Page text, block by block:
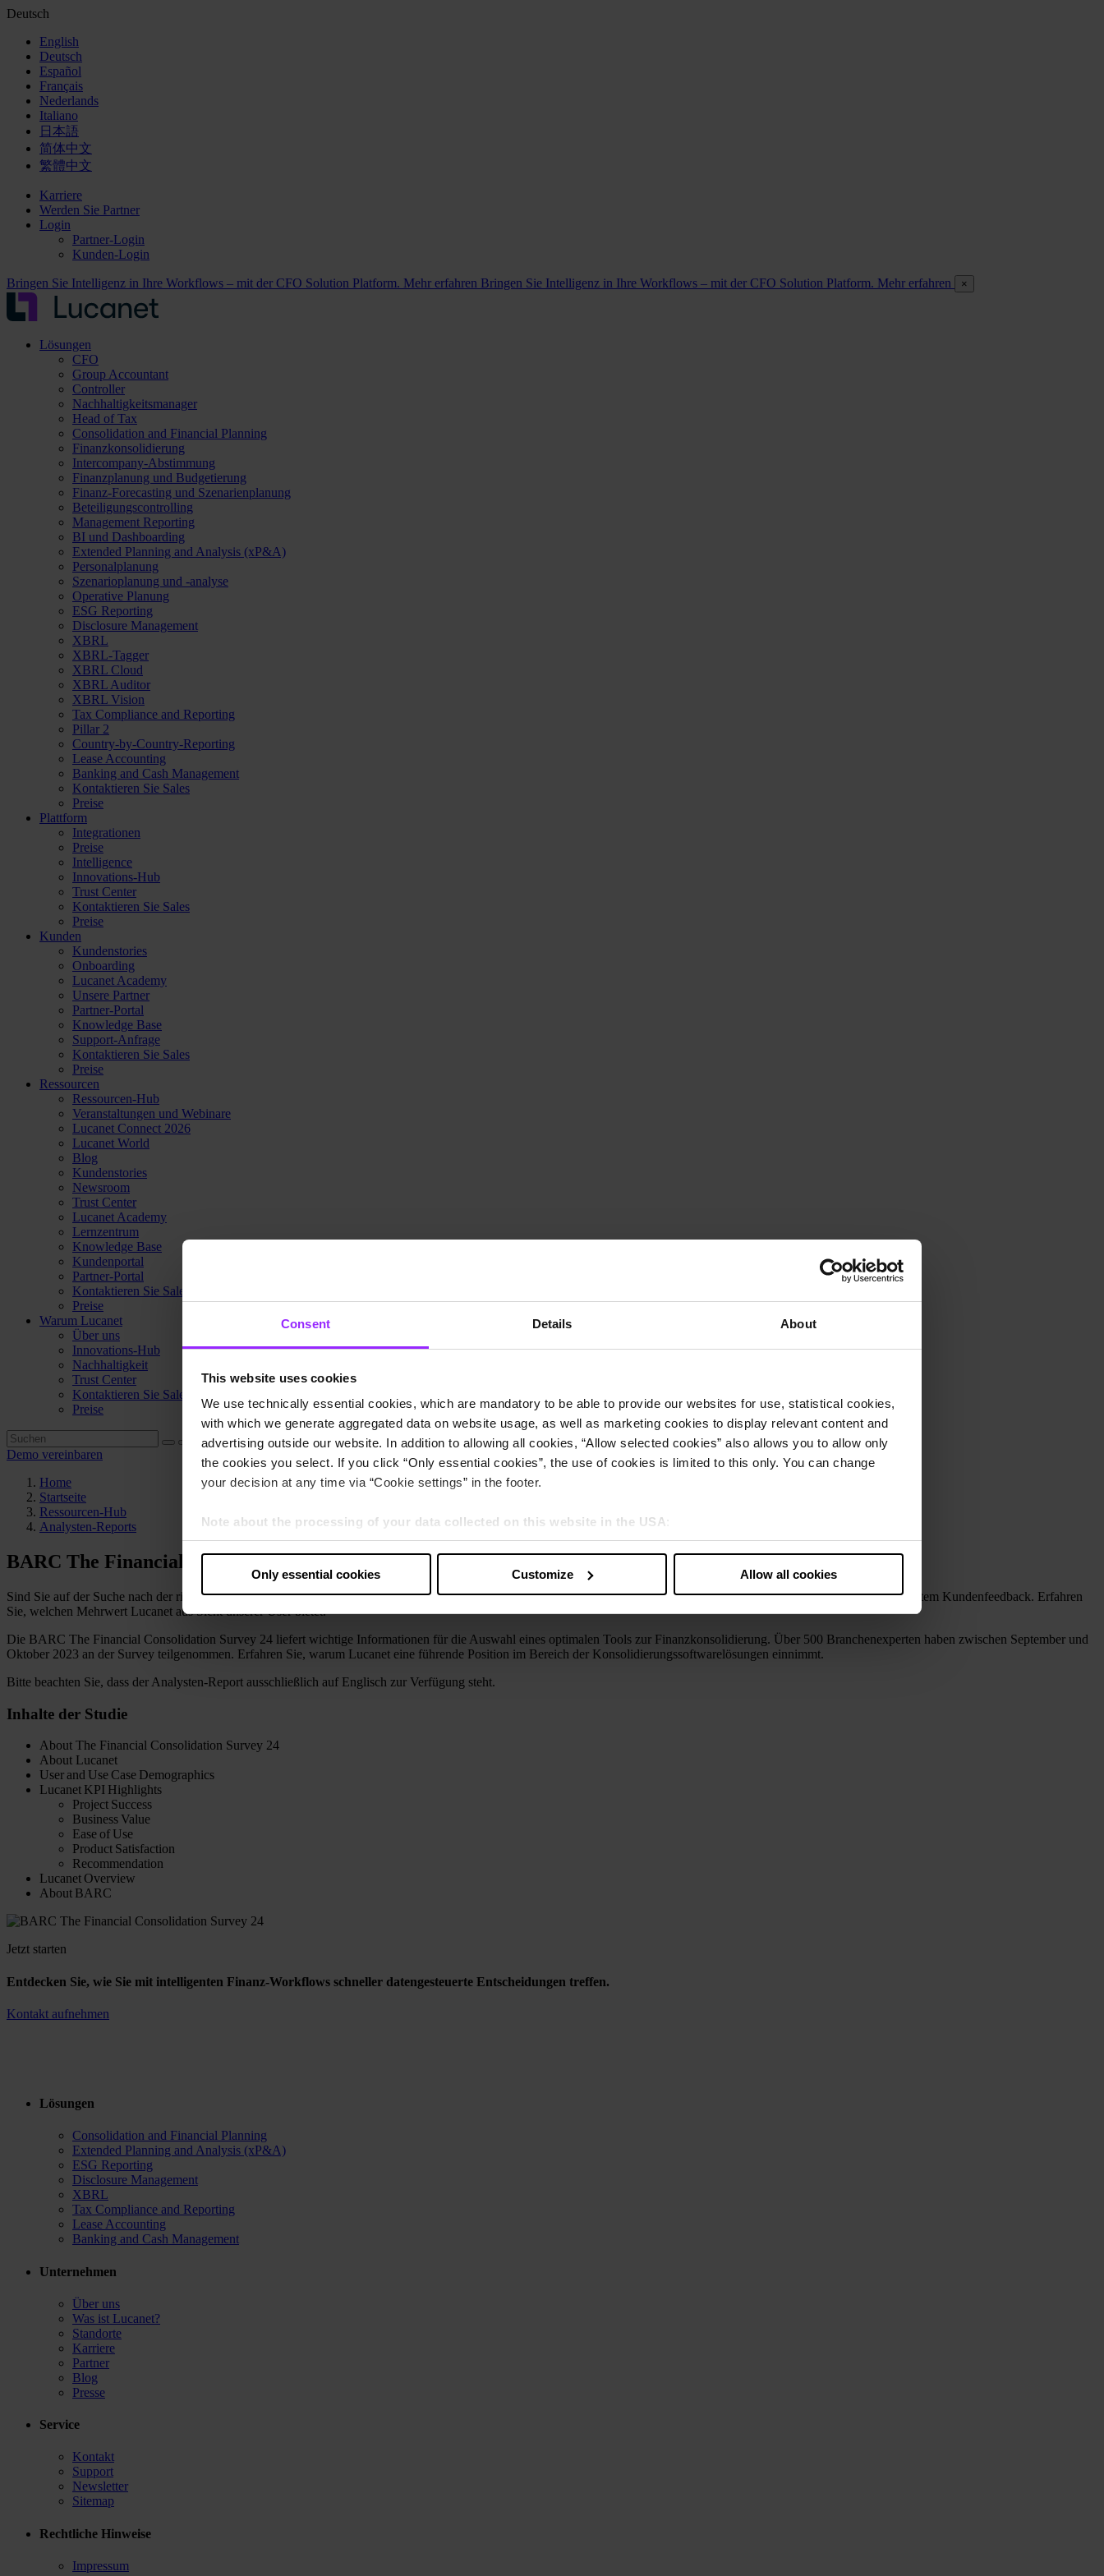
Consent Details About
This website uses cookies
We use technically essential cookies, which are mandatory to be able to provide our websites for use, statistical cookies,
with which we generate aggregated data on website usage, as well as marketing cookies to display relevant content and
advertising outside our website. In addition to allowing all cookies, “Allow selected cookies” also allows you to allow only
the cookies you select. If you click “Only essential cookies”, the use of cookies is limited to this only. You can change
your decision at any time via “Cookie settings” in the footer.
Note about the processing of your data collected on this website in the USA :
By clicking “Allow all cookies” you also agree that your data will be processed in the USA. The European Court of Justice
judges the USA to be a country with a level of data protection that is inadequate by EU standards. There is a particular risk
that your data may be processed by US authorities.
Only essential cookies Customize Allow all cookies
Deutsch
English
Deutsch
Español
Français
Nederlands
Italiano
日本語
简体中文
繁體中文
Karriere
Werden Sie Partner
Login
Partner-Login
Kunden-Login
Bringen Sie Intelligenz in Ihre Workflows – mit der CFO Solution Platform. Mehr erfahren Bringen Sie Intelligenz in Ihre Workflows – mit der CFO Solution Platform. Mehr erfahren ×
Lösungen
CFO
Group Accountant
Controller
Nachhaltigkeitsmanager
Head of Tax
Consolidation and Financial Planning
Finanzkonsolidierung
Intercompany-Abstimmung
Finanzplanung und Budgetierung
Finanz-Forecasting und Szenarienplanung
Beteiligungscontrolling
Management Reporting
BI und Dashboarding
Extended Planning and Analysis (xP&A)
Personalplanung
Szenarioplanung und -analyse
Operative Planung
ESG Reporting
Disclosure Management
XBRL
XBRL-Tagger
XBRL Cloud
XBRL Auditor
XBRL Vision
Tax Compliance and Reporting
Pillar 2
Country-by-Country-Reporting
Lease Accounting
Banking and Cash Management
Kontaktieren Sie Sales
Preise
Plattform
Integrationen
Preise
Intelligence
Innovations-Hub
Trust Center
Kontaktieren Sie Sales
Preise
Kunden
Kundenstories
Onboarding
Lucanet Academy
Unsere Partner
Partner-Portal
Knowledge Base
Support-Anfrage
Kontaktieren Sie Sales
Preise
Ressourcen
Ressourcen-Hub
Veranstaltungen und Webinare
Lucanet Connect 2026
Lucanet World
Blog
Kundenstories
Newsroom
Trust Center
Lucanet Academy
Lernzentrum
Knowledge Base
Kundenportal
Partner-Portal
Kontaktieren Sie Sales
Preise
Warum Lucanet
Über uns
Innovations-Hub
Nachhaltigkeit
Trust Center
Kontaktieren Sie Sales
Preise
Demo vereinbaren
Home
Startseite
Ressourcen-Hub
Analysten-Reports
BARC The Financial Consolidation Survey 24
Sind Sie auf der Suche nach der richtigen Konsolidierungslösung? Lucanet überzeugt in der BARC The Financial Consolidation Survey 24 mit Top-Platzierungen und begeistertem Kundenfeedback. Erfahren
Sie, welchen Mehrwert Lucanet aus Sicht unserer User bietet.
Die BARC The Financial Consolidation Survey 24 liefert wichtige Informationen für die Auswahl eines optimalen Tools zur Finanzkonsolidierung. Über 500 Branchenexperten haben zwischen September und
Oktober 2023 an der Survey teilgenommen. Erfahren Sie, warum Lucanet eine führende Position im Bereich der Konsolidierungssoftwarelösungen einnimmt.
Bitte beachten Sie, dass der Analysten-Report ausschließlich auf Englisch zur Verfügung steht.
Inhalte der Studie
About The Financial Consolidation Survey 24
About Lucanet
User and Use Case Demographics
Lucanet KPI Highlights
Project Success
Business Value
Ease of Use
Product Satisfaction
Recommendation
Lucanet Overview
About BARC
Jetzt starten
Entdecken Sie, wie Sie mit intelligenten Finanz-Workflows schneller datengesteuerte Entscheidungen treffen.
Kontakt aufnehmen
Lösungen
Consolidation and Financial Planning
Extended Planning and Analysis (xP&A)
ESG Reporting
Disclosure Management
XBRL
Tax Compliance and Reporting
Lease Accounting
Banking and Cash Management
Unternehmen
Über uns
Was ist Lucanet?
Standorte
Karriere
Partner
Blog
Presse
Service
Kontakt
Support
Newsletter
Sitemap
Rechtliche Hinweise
Impressum